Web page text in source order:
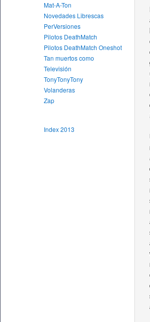
Mat-A-Ton
Novedades Librescas
PerVersiones
Pilotos DeathMatch
Pilotos DeathMatch Oneshot
Tan muertos como
Televisión
TonyTonyTony
Volanderas
Zap
Index 2013